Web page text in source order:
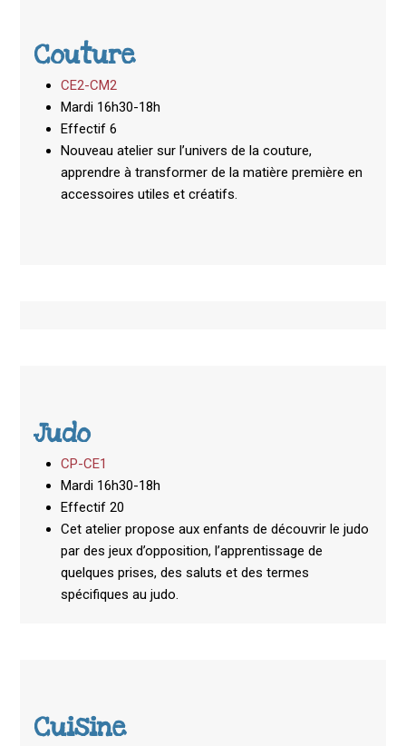
Couture
CE2-CM2
Mardi 16h30-18h
Effectif 6
Nouveau atelier sur l’univers de la couture,
apprendre à transformer de la matière première en
accessoires utiles et créatifs.
Judo
CP-CE1
Mardi 16h30-18h
Effectif 20
Cet atelier propose aux enfants de découvrir le judo
par des jeux d’opposition, l’apprentissage de
quelques prises, des saluts et des termes
spécifiques au judo.
Cuisine